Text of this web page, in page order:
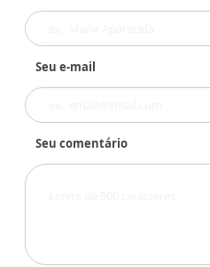
Seu e-mail
Seu comentário